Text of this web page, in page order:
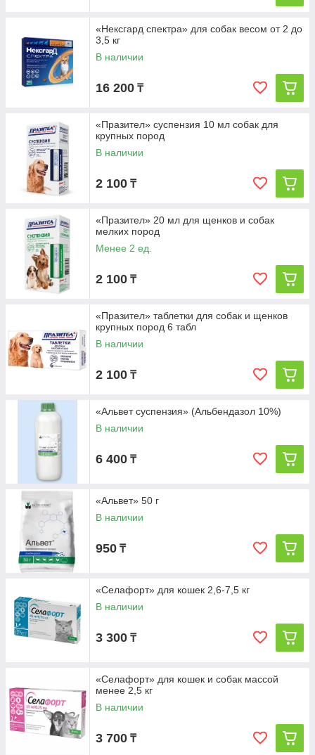
«Нексгард спектра» для собак весом от 2 до
3,5 кг
В наличии
16 200 ₸
«Празител» суспензия 10 мл собак для
крупных пород
В наличии
2 100 ₸
«Празител» 20 мл для щенков и собак
мелких пород
Менее 2 ед.
2 100 ₸
«Празител» таблетки для собак и щенков
крупных пород 6 табл
В наличии
2 100 ₸
«Альвет суспензия» (Альбендазол 10%)
В наличии
6 400 ₸
«Альвет» 50 г
В наличии
950 ₸
«Селафорт» для кошек 2,6-7,5 кг
В наличии
3 300 ₸
«Селафорт» для кошек и собак массой
менее 2,5 кг
В наличии
3 700 ₸